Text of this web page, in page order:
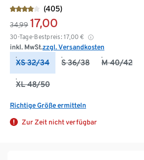
(405)
34,99 17,00
30-Tage-Bestpreis: 17,00 €
inkl. MwSt.zzgl. Versandkosten
XS 32/34 S 36/38 M 40/42
XL 48/50
Richtige Größe ermitteln
Zur Zeit nicht verfügbar